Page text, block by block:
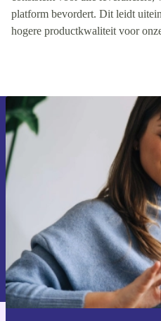
platform bevordert. Dit leidt
hogere productkwaliteit voor
Meld je aan
ontvang €15
Mis nooit meer
Voucher
Informatie over het gebruik van
privacybeleid